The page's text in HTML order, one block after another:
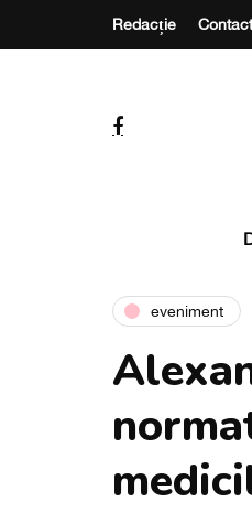
Redacție Contact
eveniment